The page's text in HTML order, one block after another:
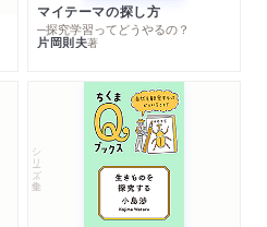
マイテーマの探し方
─探究学習ってどうやるの？
片岡則夫著
シリーズ・全集